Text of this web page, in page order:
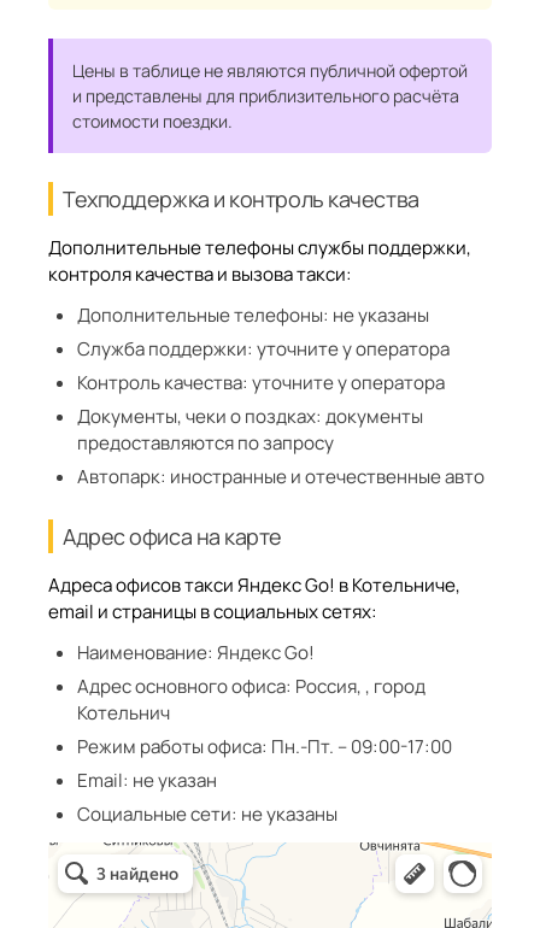
Цены в таблице не являются публичной офертой
и представлены для приблизительного расчёта
стоимости поездки.
Техподдержка и контроль качества
Дополнительные телефоны службы поддержки,
контроля качества и вызова такси:
Дополнительные телефоны: не указаны
Служба поддержки: уточните у оператора
Контроль качества: уточните у оператора
Документы, чеки о поздках: документы
предоставляются по запросу
Автопарк: иностранные и отечественные авто
Адрес офиса на карте
Адреса офисов такси Яндекс Go! в Котельниче,
email и страницы в социальных сетях:
Наименование: Яндекс Go!
Адрес основного офиса: Россия, , город
Котельнич
Режим работы офиса: Пн.-Пт. – 09:00-17:00
Email: не указан
Социальные сети: не указаны